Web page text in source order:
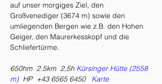
auf unser morgiges Ziel, den
Großvenediger (3674 m) sowie den
umliegenden Bergen wie z.B. den Hohen
Geiger, den Maurerkesskopf und die
Schliefertürme.
650hm  2.5km  2,5h Kürsinger Hütte (2558
m) HP +43 6565 6450 Karte